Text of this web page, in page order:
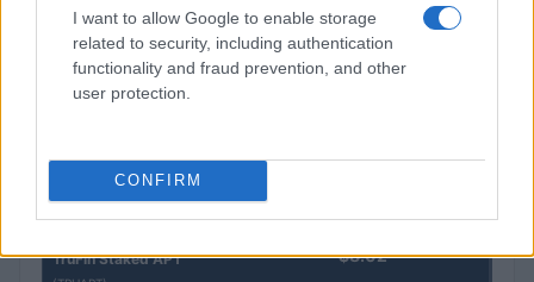
I want to allow Google to enable storage
related to security, including authentication
functionality and fraud prevention, and other
user protection.
CONFIRM
JDB
(JDB)
$0.022
FibSwap DEX $0.0085
TruFin Staked APT $8.02